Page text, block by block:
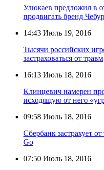
Улюкаев предложил в
продвигать бренд
14:43 Июль 19, 2016
Тысячи российских
застраховаться от травм
16:13 Июль 18, 2016
Клинцевич намерен
исходящую от него
09:58 Июль 18, 2016
Сбербанк застрахует
Go
07:50 Июль 18, 2016